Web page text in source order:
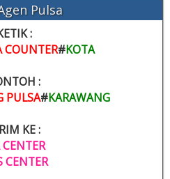
Pulsa
:
COUNTER#KOTA
:
PULSA#KARAWANG
KE :
CENTER